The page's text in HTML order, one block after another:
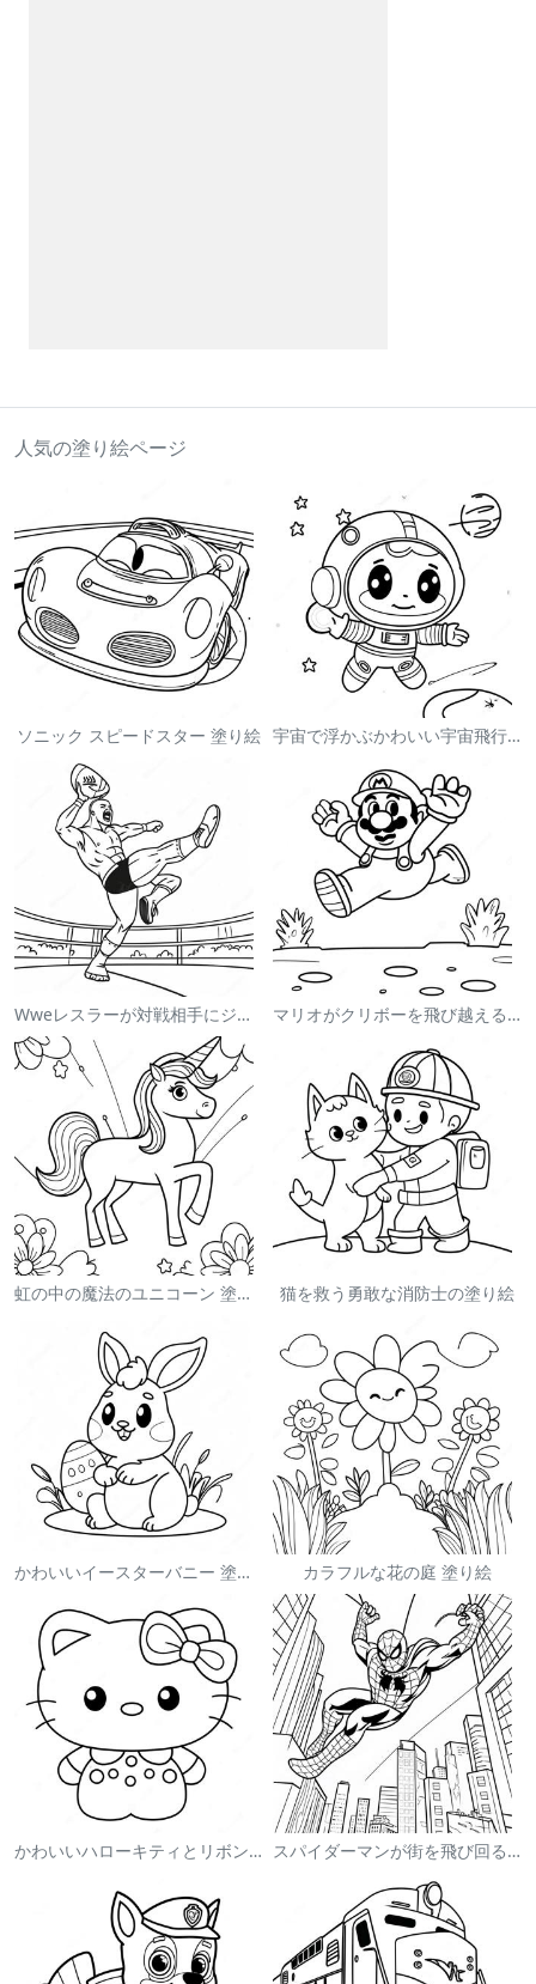
人気の塗り絵ページ
ソニック スピードスター 塗り絵 宇宙で浮かぶかわいい宇宙飛行士 塗り絵
Wweレスラーが対戦相手にジャンプする塗り絵 マリオがクリボーを飛び越える塗り絵
虹の中の魔法のユニコーン 塗り絵 猫を救う勇敢な消防士の塗り絵
かわいいイースターバニー 塗り絵 カラフルな花の庭 塗り絵
かわいいハローキティとリボンの塗り絵 スパイダーマンが街を飛び回る塗り絵